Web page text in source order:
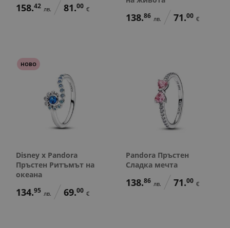
158.42 лв. 81.00 €
138.86 лв. 71.00 €
НОВО
Disney x Pandora
Пръстен Ритъмът на
океана
134.95 лв. 69.00 €
Pandora Пръстен
Сладка мечта
138.86 лв. 71.00 €